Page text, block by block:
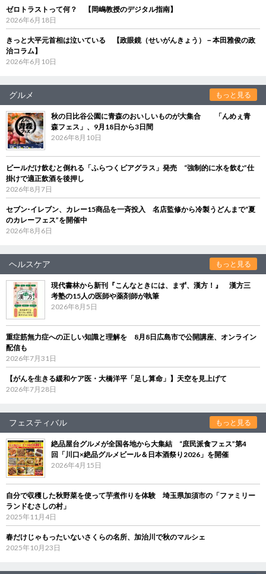
ゼロトラストって何？ 【岡嶋教授のデジタル指南】
2026年6月18日
きっと大平元首相は泣いている 【政眼鏡（せいがんきょう）－本田雅俊の政
治コラム】
2026年6月10日
グルメ もっと見る
秋の日比谷公園に青森のおいしいものが大集合 「んめぇ青
森フェス」、9月18日から3日間
2026年8月10日
ビールだけ飲むと倒れる「ふらつくビアグラス」発売 “強制的に水を飲む”仕
掛けで適正飲酒を後押し
2026年8月7日
セブン‐イレブン、カレー15商品を一斉投入 名店監修から冷製うどんまで“夏
のカレーフェス”を開催中
2026年8月6日
ヘルスケア もっと見る
現代書林から新刊『こんなときには、まず、漢方！』 漢方三
考塾の15人の医師や薬剤師が執筆
2026年8月5日
重症筋無力症への正しい知識と理解を 8月8日広島市で公開講座、オンライン
配信も
2026年7月31日
【がんを生きる緩和ケア医・大橋洋平「足し算命」】天空を見上げて
2026年7月28日
フェスティバル もっと見る
絶品屋台グルメが全国各地から大集結 “庶民派食フェス”第4
回「川口×絶品グルメビール＆日本酒祭り2026」を開催
2026年4月15日
自分で収穫した秋野菜を使って芋煮作りを体験 埼玉県加須市の「ファミリー
ランドむさしの村」
2025年11月4日
春だけじゃもったいないさくらの名所、加治川で秋のマルシェ
2025年10月23日